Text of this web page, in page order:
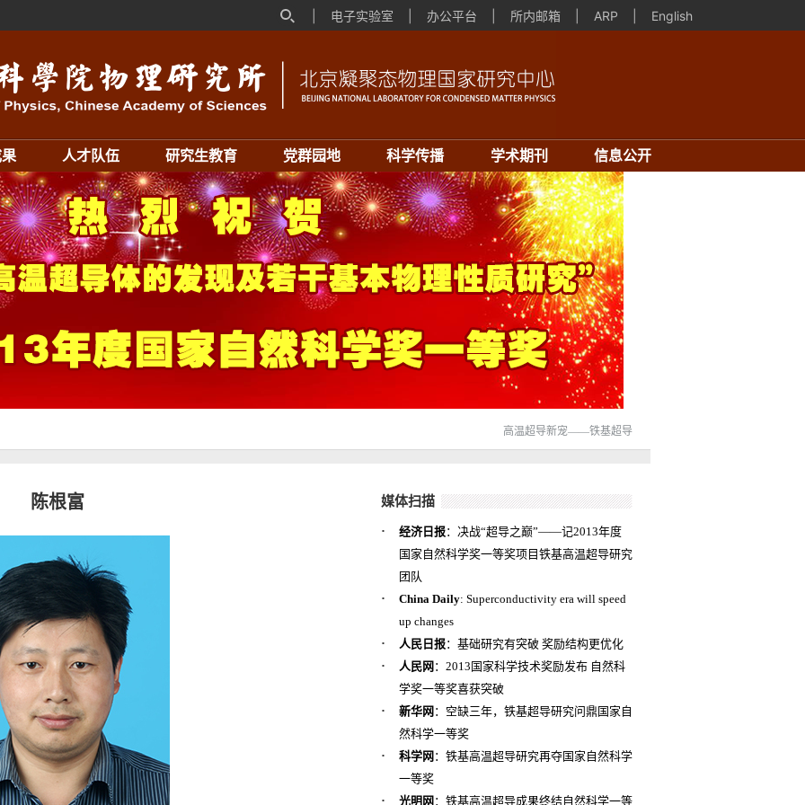
电子实验室 办公平台 所内邮箱 ARP English
人才队伍 研究生教育 党群园地 科学传播 学术期刊 信息公开
高温超导新宠——铁基超导
陈根富 媒体扫描
· 经济日报：决战“超导之巅”——记2013年度
国家自然科学奖一等奖项目铁基高温超导研究
团队
· China Daily: Superconductivity era will speed
up changes
· 人民日报：基础研究有突破 奖励结构更优化
· 人民网 ：2013国家科学技术奖励发布 自然科
学奖一等奖喜获突破
· 新华网 ：空缺三年，铁基超导研究问鼎国家自
然科学一等奖
· 科学网 ：铁基高温超导研究再夺国家自然科学
一等奖
· 光明网 ：铁基高温超导成果终结自然科学一等